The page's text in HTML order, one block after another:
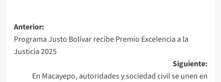
Navegación
de
entradas
Anterior:
Programa Justo Bolívar recibe Premio Excelencia a la
Justicia 2025
Siguiente:
En Macayepo, autoridades y sociedad civil se unen en